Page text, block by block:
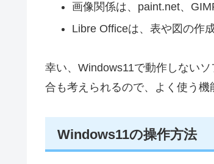
画像関係は、paint.net、
Libre Officeは、表や図の作
幸い、Windows11で動作しない
合も考えられるので、よく使う機
Windows11の操作方法